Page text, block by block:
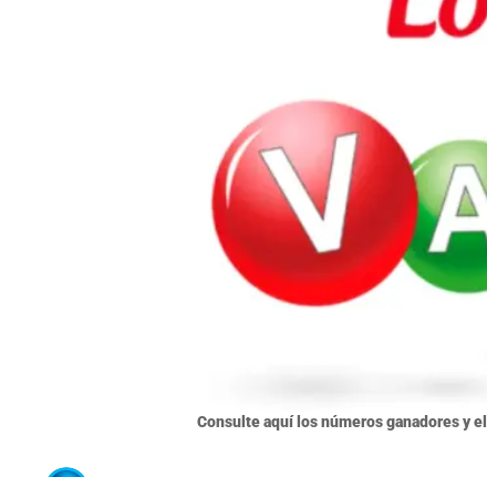
Consulte aquí los números ganadores y